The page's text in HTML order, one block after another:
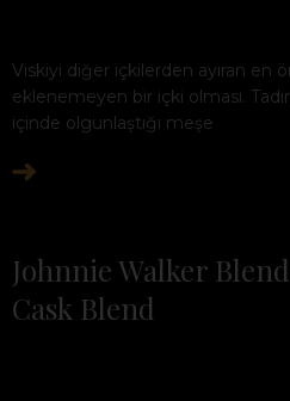
Viskiyi diğer içkilerden ayıran en
eklenemeyen bir içki olması.
içinde olgunlaştığı meşe
Johnnie Walker
Cask Blend